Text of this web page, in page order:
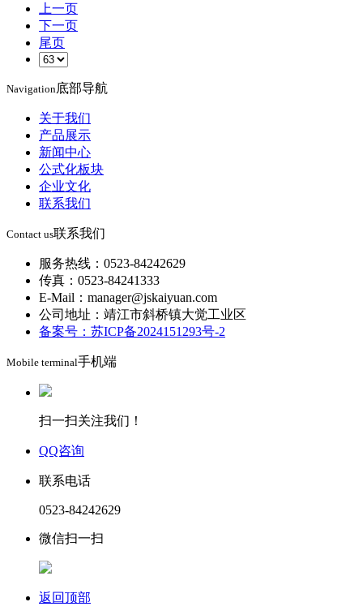
上一页
下一页
尾页
Navigation底部导航
关于我们
产品展示
新闻中心
公式化板块
企业文化
联系我们
Contact us联系我们
服务热线：0523-84242629
传真：0523-84241333
E-Mail：manager@jskaiyuan.com
公司地址：靖江市斜桥镇大觉工业区
备案号：苏ICP备2024151293号-2
Mobile terminal手机端
扫一扫关注我们！
QQ咨询
联系电话
0523-84242629
微信扫一扫
返回顶部